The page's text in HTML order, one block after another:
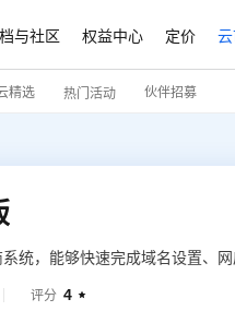
与社区 权益中心 定价
精选 热门活动 伙伴招募
统，能够快速完成域名设置、
评分 4 